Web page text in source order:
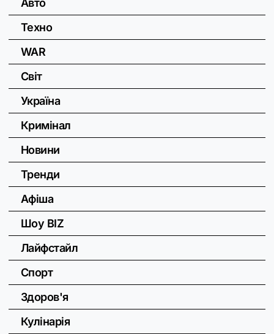
Авто
Техно
WAR
Світ
Україна
Кримінал
Новини
Тренди
Афіша
Шоу BIZ
Лайфстайл
Спорт
Здоров'я
Кулінарія